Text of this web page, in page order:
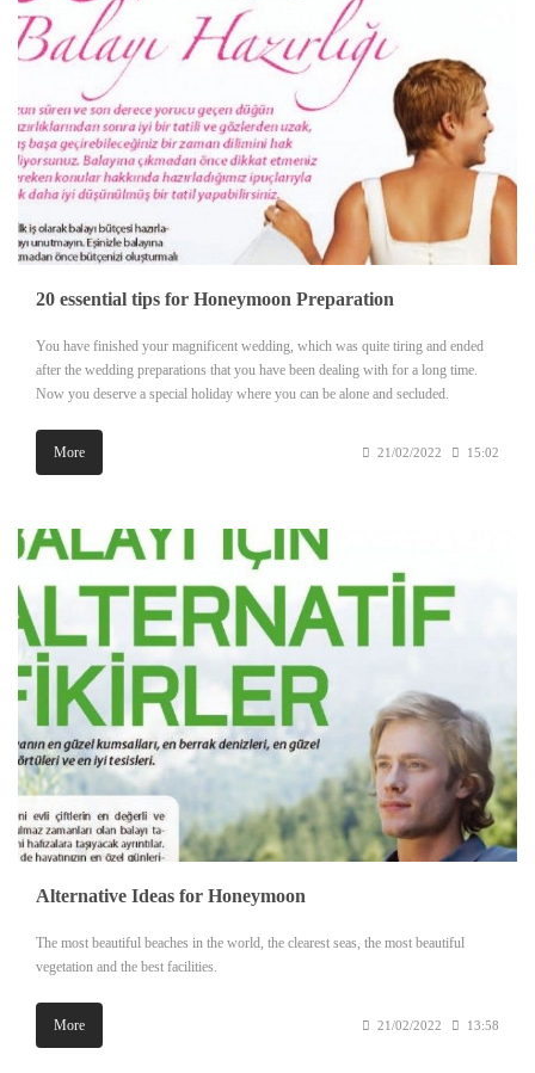
20 essential tips for Honeymoon Preparation
You have finished your magnificent wedding, which was quite tiring and ended
after the wedding preparations that you have been dealing with for a long time.
Now you deserve a special holiday where you can be alone and secluded.
More 21/02/2022 15:02
Alternative Ideas for Honeymoon
The most beautiful beaches in the world, the clearest seas, the most beautiful
vegetation and the best facilities.
More 21/02/2022 13:58